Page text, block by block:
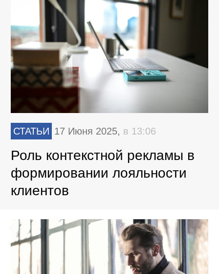
СТАТЬИ 17 Июня 2025, в 13:06
Роль контекстной рекламы в
формировании лояльности
клиентов